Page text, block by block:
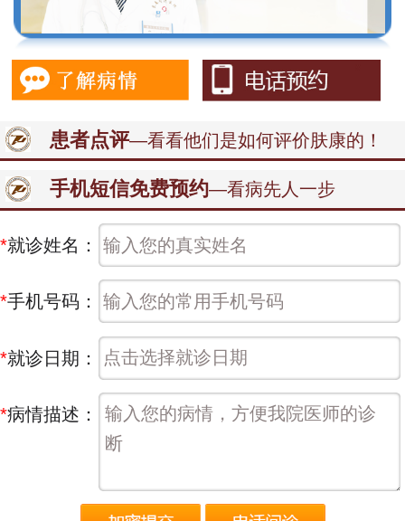
患者点评—看看他们是如何评价肤康的！
手机短信免费预约—看病先人一步
*就诊姓名：
*手机号码：
*就诊日期：
*病情描述：